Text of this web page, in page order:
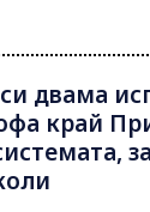
двама
край